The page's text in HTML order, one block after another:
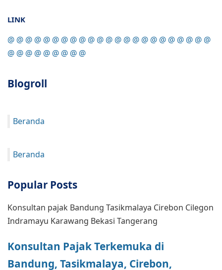
LINK
@ @ @ @ @ @ @ @ @ @ @ @ @ @ @ @ @ @ @ @ @ @ @
@ @ @ @ @ @ @ @ @
Blogroll
Beranda
Beranda
Popular Posts
Konsultan pajak Bandung Tasikmalaya Cirebon Cilegon
Indramayu Karawang Bekasi Tangerang
Konsultan Pajak Terkemuka di
Bandung, Tasikmalaya, Cirebon,